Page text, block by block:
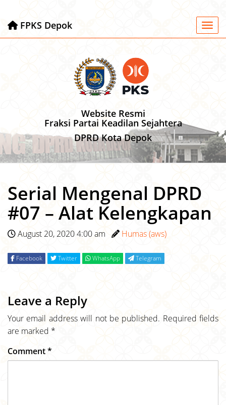
FPKS Depok
Website Resmi
Fraksi Partai Keadilan Sejahtera
DPRD Kota Depok
Serial Mengenal DPRD
#07 – Alat Kelengkapan
August 20, 2020 4:00 am Humas (aws)
Facebook Twitter WhatsApp Telegram
Leave a Reply
Your email address will not be published. Required fields
are marked *
Comment*